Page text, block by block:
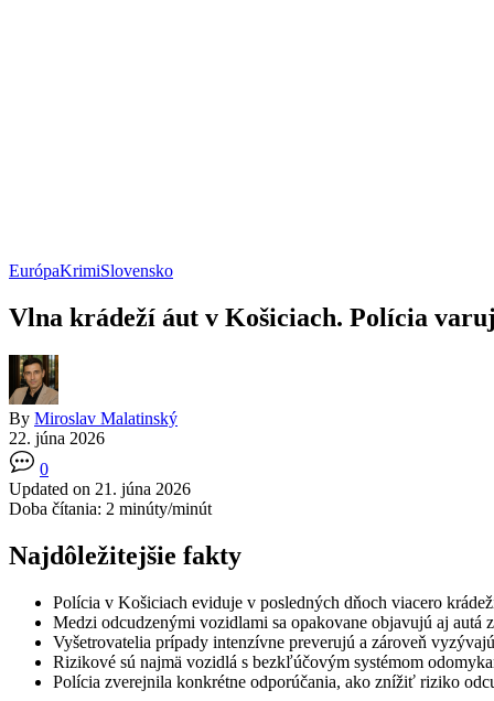
EurópaKrimiSlovensko
Vlna krádeží áut v Košiciach. Polícia
By Miroslav Malatinský
22. júna 2026
0
Updated on 21. júna 2026
Doba čítania: 2 minúty/minút
Najdôležitejšie fakty
Polícia v Košiciach eviduje v posledných dňoch viacero
Medzi odcudzenými vozidlami sa opakovane objavujú aj autá
Vyšetrovatelia prípady intenzívne preverujú a zároveň
Rizikové sú najmä vozidlá s bezkľúčovým systémom
Polícia zverejnila konkrétne odporúčania, ako znížiť riziko